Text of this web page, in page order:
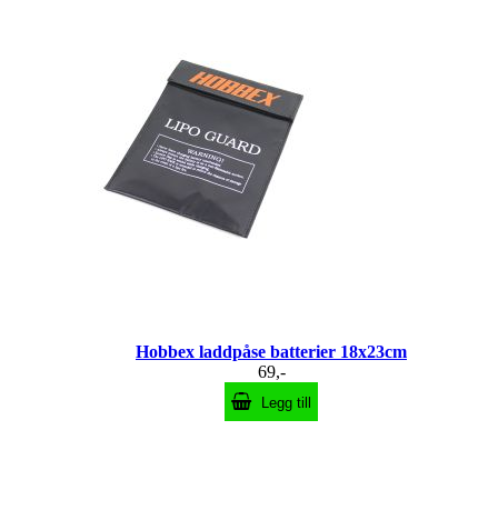
Hobbex laddpåse batterier 18x23cm
69,-
Legg till